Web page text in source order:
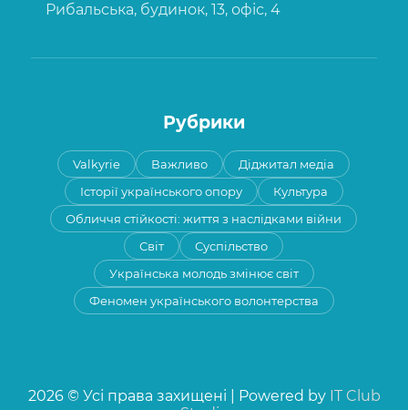
Рибальська, будинок, 13, офіс, 4
Рубрики
Valkyrie Важливо
Діджитал медіа
Історії українського опору
Культура
Обличчя стійкості: життя з наслідками війни
Світ
Суспільство
Українська молодь змінює світ
Феномен українського волонтерства
2026 © Усі права захищені | Powered by IT Club